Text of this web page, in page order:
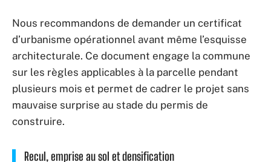
Nous recommandons de demander un certificat
d’urbanisme opérationnel avant même l’esquisse
architecturale. Ce document engage la commune
sur les règles applicables à la parcelle pendant
plusieurs mois et permet de cadrer le projet sans
mauvaise surprise au stade du permis de
construire.
Recul, emprise au sol et densification